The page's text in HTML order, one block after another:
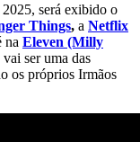
será exibido o
Things, a Netflix
na Eleven (Milly
ser uma das
os próprios Irmãos